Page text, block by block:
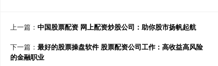
上一篇： 中国股票配资 网上配资炒股公司：助你股市扬帆起航
下一篇： 最好的股票操盘软件 股票配资公司工作：高收益高风险
的金融职业